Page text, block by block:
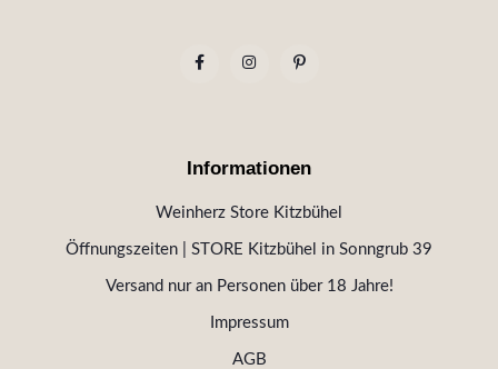
Informationen
Weinherz Store Kitzbühel
Öffnungszeiten | STORE Kitzbühel in Sonngrub 39
Versand nur an Personen über 18 Jahre!
Impressum
AGB